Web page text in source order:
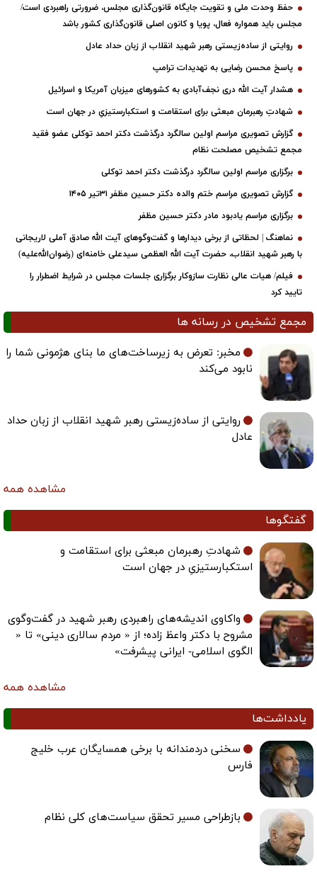
حفظ وحدت ملی و تقویت جایگاه قانون‌گذاری مجلس، ضرورتی راهبردی است/
مجلس باید همواره فعال، پویا و کانون اصلی قانون‌گذاری کشور باشد
روایتی از ساده‌زیستی رهبر شهید انقلاب از زبان حداد عادل
پاسخ محسن رضایی به تهدیدات ترامپ
هشدار آیت الله دری نجف‌آبادی به کشورهای میزبان آمریکا و اسرائیل
شهادتِ رهبرمان مبعثی برای استقامت و استکبارستیزیِ در جهان است
گزارش تصویری مراسم اولین سالگرد درگذشت دکتر احمد توکلی عضو فقید
مجمع تشخیص مصلحت نظام
برگزاری مراسم اولین سالگرد درگذشت دکتر احمد توکلی
گزارش تصویری مراسم ختم والده دکتر حسین مظفر ۳۱تیر ۱۴۰۵
برگزاری مراسم یادبود مادر دکتر حسین مظفر
نماهنگ | لحظاتی از برخی دیدارها و گفت‌وگوهای آیت ‌الله صادق آملی لاریجانی
با رهبر شهید انقلاب، حضرت آیت‌ الله العظمی سیدعلی خامنه‌ای (رضوان‌الله‌علیه)
فیلم/ هیات عالی نظارت سازوکار برگزاری جلسات مجلس در شرایط اضطرار را
تایید کرد
مجمع تشخیص در رسانه ها
مخبر: تعرض به زیرساخت‌های ما بنای هژمونی شما را
نابود می‌کند
روایتی از ساده‌زیستی رهبر شهید انقلاب از زبان حداد
عادل
مشاهده همه
گفتگوها
شهادتِ رهبرمان مبعثی برای استقامت و
استکبارستیزیِ در جهان است
واکاوی اندیشه‌های راهبردی رهبر شهید در گفت‌وگوی
مشروح با دکتر واعظ زاده؛ از « مردم سالاری دینی» تا «
الگوی اسلامی- ایرانی پیشرفت»
مشاهده همه
یادداشت‌ها
سخنی دردمندانه با برخی همسایگان عرب خلیج
فارس
بازطراحی مسیر تحقق سیاست‌های کلی نظام